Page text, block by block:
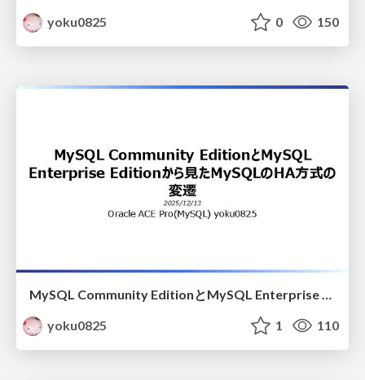
yoku0825
0 150
yoku0825
1 110